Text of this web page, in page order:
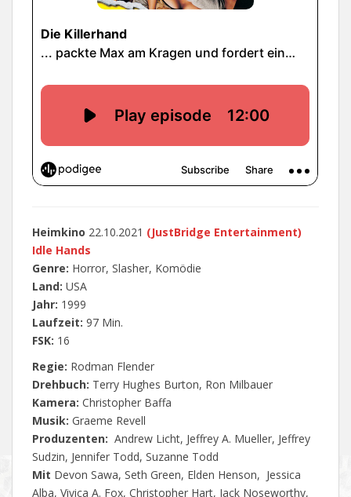
Heimkino 22.10.2021 (JustBridge Entertainment)
Idle Hands
Genre: Horror, Slasher, Komödie
Land: USA
Jahr: 1999
Laufzeit: 97 Min.
FSK: 16
Regie: Rodman Flender
Drehbuch: Terry Hughes Burton, Ron Milbauer
Kamera: Christopher Baffa
Musik: Graeme Revell
Produzenten: Andrew Licht, Jeffrey A. Mueller, Jeffrey
Sudzin, Jennifer Todd, Suzanne Todd
Mit Devon Sawa, Seth Green, Elden Henson, Jessica
Alba, Vivica A. Fox, Christopher Hart, Jack Noseworthy,